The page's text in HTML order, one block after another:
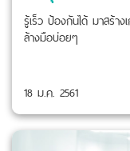
รู้เร็ว ป้องกันได้ มาสร้า
ล้างมือบ่อยๆ
18 ม.ค. 2561